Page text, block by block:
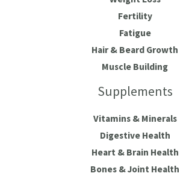
Fertility
Fatigue
Hair & Beard Growth
Muscle Building
Supplements
Vitamins & Minerals
Digestive Health
Heart & Brain Health
Bones & Joint Health